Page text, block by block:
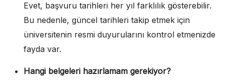
Evet, başvuru tarihleri her yıl farklılık gösterebilir.
Bu nedenle, güncel tarihleri takip etmek için
üniversitenin resmi duyurularını kontrol etmenizde
fayda var.
Hangi belgeleri hazırlamam gerekiyor?